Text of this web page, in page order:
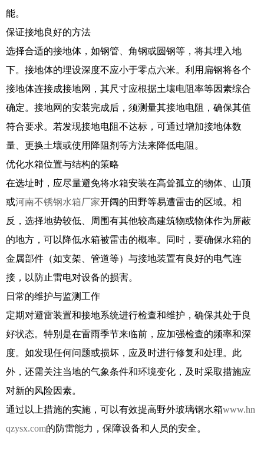
能。
保证接地良好的方法
选择合适的接地体，如钢管、角钢或圆钢等，将其埋入地
下。接地体的埋设深度不应小于零点六米。利用扁钢将各个
接地体连接成接地网，其尺寸应根据土壤电阻率等因素综合
确定。接地网的安装完成后，须测量其接地电阻，确保其值
符合要求。若发现接地电阻不达标，可通过增加接地体数
量、更换土壤或使用降阻剂等方法来降低电阻。
优化水箱位置与结构的策略
在选址时，应尽量避免将水箱安装在高耸孤立的物体、山顶
或河南不锈钢水箱厂家开阔的田野等易遭雷击的区域。相
反，选择地势较低、周围有其他较高建筑物或物体作为屏蔽
的地方，可以降低水箱被雷击的概率。同时，要确保水箱的
金属部件（如支架、管道等）与接地装置有良好的电气连
接，以防止雷电对设备的损害。
日常的维护与监测工作
定期对避雷装置和接地系统进行检查和维护，确保其处于良
好状态。特别是在雷雨季节来临前，应加强检查的频率和深
度。如发现任何问题或损坏，应及时进行修复和处理。此
外，还需关注当地的气象条件和环境变化，及时采取措施应
对新的风险因素。
通过以上措施的实施，可以有效提高野外玻璃钢水箱www.hn
qzysx.com的防雷能力，保障设备和人员的安全。